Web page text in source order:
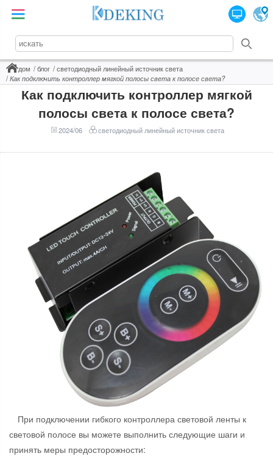
дом блог
светодиодный линейный источник света
Как подключить контроллер мягкой полосы света к полосе света?
Как подключить контроллер мягкой
полосы света к полосе света?
2024/06 светодиодный линейный источник света
При подключении гибкого контроллера световой ленты к
световой полосе вы можете выполнить следующие шаги и
принять меры предосторожности: